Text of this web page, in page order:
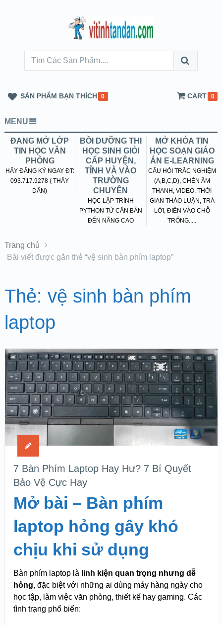
SẢN PHẨM BẠN THÍCH 0 CART 0
MENU
ĐANG MỞ LỚP
TIN HỌC VĂN
PHÒNG
HÃY ĐĂNG KÝ NGAY ĐT:
093.717.9278 ( THẦY
DÂN)
BỒI DƯỠNG THI
HỌC SINH GIỎI
CẤP HUYỆN,
TỈNH VÀ VÀO
TRƯỜNG
CHUYÊN
HỌC LẬP TRÌNH
PYTHON TỪ CĂN BẢN
ĐẾN NÂNG CAO
MỞ KHÓA TIN
HỌC SOẠN GIÁO
ÁN E-LEARNING
CÂU HỎI TRẮC NGHIỆM
(A,B,C,D), CHÈN ÂM
THANH, VIDEO, THỜI
GIAN THẢO LUẬN, TRẢ
LỜI, ĐIỀN VÀO CHỖ
TRỐNG.....
Trang chủ
Bài viết được gắn thẻ “vệ sinh bàn phím laptop”
Thẻ: vệ sinh bàn phím
laptop
7 Bàn Phím Laptop Hay Hư? 7 Bí Quyết
Bảo Vệ Cực Hay
Mở bài – Bàn phím
laptop hỏng gây khó
chịu khi sử dụng
Bàn phím laptop là linh kiện quan trọng nhưng dễ
hỏng, đặc biệt với những ai dùng máy hàng ngày cho
học tập, làm việc văn phòng, thiết kế hay gaming. Các
tình trạng phổ biến: